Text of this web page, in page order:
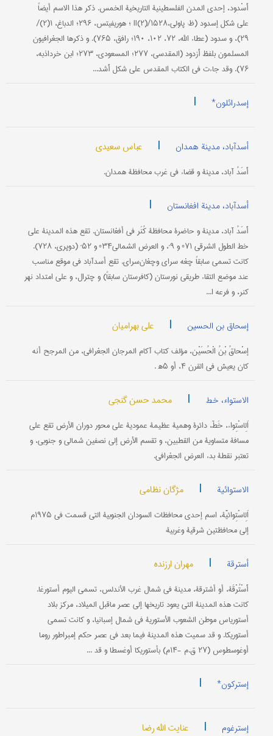
أَسْدود، إحدی المدن الفلسطینیة التاریخیة الخمس. ذکر هذا الاسم أیضاً
علی شکل إسدود (ظ: پاولي،II(۲)/۱۵۲۸ ؛ هوريفيتس، ۲۹۶؛ الدباغ، ۱(۲)/
۲۹)، و سدود (عطاء الله، ۷۲، ۱۰۲، ۱۹۰؛ رافق، ۷۶۵). و ذکرها الجغرافیون
المسلمون بلفظ أَزدود (المقدسي، ۲۷۷؛ المسعودي، ۲۷۳؛ ابن خرداذبه،
۷۶). وقد جاءت في الکتاب المقدس علی شکل أَشد...
إسدرائلون* |
أسدآباد، مدینة همدان | عباس سعیدي
أَسَدُ آباد، مدينة و قضاء في غرب محافظة همدان.
أسدآباد، مدینة افغانستان |
أَسَدُ آباد، مدينة و حاضرة محافظة كُنَر في أفغانستان‌. تقع‌ هذه‌ المدينة على‌
خط الطول‌ الشرقي ۷۱° و ۹´، و العرض‌ الشمالي۳۴° و ۵۲´ (دوپري،‌ ۷۲۸).
كانت‌ تسمى‌ سابقاً چغه‌ سراي وچغان‌‌سراي. تقع‌ أسدآباد في موقع‌ مناسب‌
عند موضع‌ التقاء طريقي نورستان‌ (كافرستان‌ سابقاً) و چترال‌، و على‌ امتداد نهر
كنر، و فرعه‌ ا...
إسحاق بن الحسین | علي بهرامیان
إسْحاقُ‌ بْنُ‌ الْحُسَيْن‌، مؤلف‌ كتاب‌ آكام‌ المرجان‌ الجغرافي، من‌ المرجح‌ أنه‌
كان‌ يعيش‌ في القرن‌ ۴، أو ۵ه‍ .
الاستواء، خط | محمد حسن گنجی
اَلِاسْتِواء، خَطّ، دائرة وهمية عظیمة عمودیة علی محور دوران الأرض تقع علی
مسافة متساویة من القطبین، و تقسم الأرض إلی نصفین شمالي و جنوبي، و
تعتبر نقطة بدء العرض الجغرافي.
الاستوائیة | مژگان نظامی
اَلِاسْتِوائيَّة، اسم‌ إحدى‌ محافظات‌ السودان‌ الجنوبية التي قسمت‌ في ۱۹۷۵م‌
إلى‌ محافظتين‌ شرقية وغربية:
أسترقة | مهران ارزنده
أَسْتُرْقَة، أو أشترقة، مدينة في شمال غرب الأندلس، تسمی اليوم أستورغا.
كانت هذه المدينة التي يعود تاريخها إلی عصر ماقبل الميلاد، مركز بلاد
أستورياس موطن الشعوب الأستورية في شمال إسبانيا، و كانت تسمی
أستوريكا. و قد سميت هذه المدينة فيما بعد في عصر حكم إمبراطور روما
أوغوسطوس (۲۷ ق.م -۱۴م) بأستوريكا أوغسطا و قد ...
إسترکون* |
إسترغوم | عنایت الله رضا